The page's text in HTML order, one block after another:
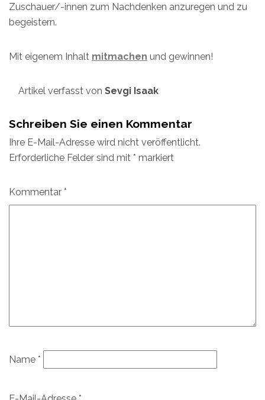
Zuschauer/-innen zum Nachdenken anzuregen und zu
begeistern.
Mit eigenem Inhalt mitmachen und gewinnen!
Artikel verfasst von Sevgi Isaak
Schreiben Sie einen Kommentar
Ihre E-Mail-Adresse wird nicht veröffentlicht.
Erforderliche Felder sind mit * markiert
Kommentar *
Name *